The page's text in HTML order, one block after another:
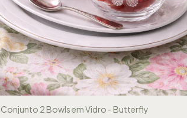
Conjunto 2 Bowls em Vidro - Butterfly